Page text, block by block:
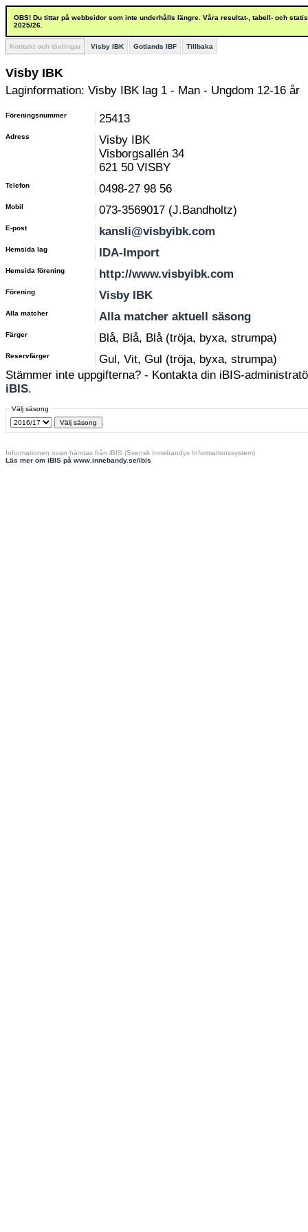
OBS! Du tittar på webbsidor som inte underhålls längre. Våra resultat-, tabell- och
2025/26.
Kontakt och tävlingar Visby IBK Gotlands IBF Tillbaka
Visby IBK
Laginformation: Visby IBK lag 1 - Man - Ungdom 12-16 år
Föreningsnummer 25413
Adress
Visby IBK
Visborgsallén 34
621 50 VISBY
Telefon 0498-27 98 56
Mobil 073-3569017 (J.Bandholtz)
E-post kansli@visbyibk.com
Hemsida lag IDA-Import
Hemsida förening http://www.visbyibk.com
Förening Visby IBK
Alla matcher Alla matcher aktuell säsong
Färger Blå, Blå, Blå (tröja, byxa, strumpa)
Reservfärger
Gul, Vit, Gul (tröja, byxa, strumpa)
Stämmer inte uppgifterna? - Kontakta din iBIS-
iBIS.
Välj säsong
Informationen ovan hämtas från iBIS (Svensk Innebandys Informationssystem)
Läs mer om iBIS på www.innebandy.se/ibis